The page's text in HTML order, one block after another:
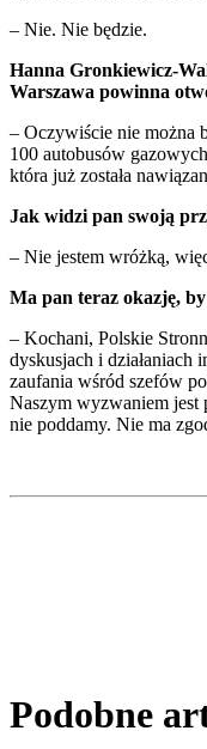
– Nie. Nie będzie.
Hanna Gronkiewicz-
Warszawa powinna
– Oczywiście nie można
100 autobusów
która już została
Jak widzi pan swoją
– Nie jestem wróżką,
Ma pan teraz okazję,
– Kochani, Polskie
dyskusjach i działaniach
zaufania wśród szefów
Naszym wyzwaniem jest
nie poddamy. Nie ma
Podobne